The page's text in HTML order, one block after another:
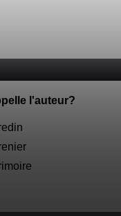
l'auteur?